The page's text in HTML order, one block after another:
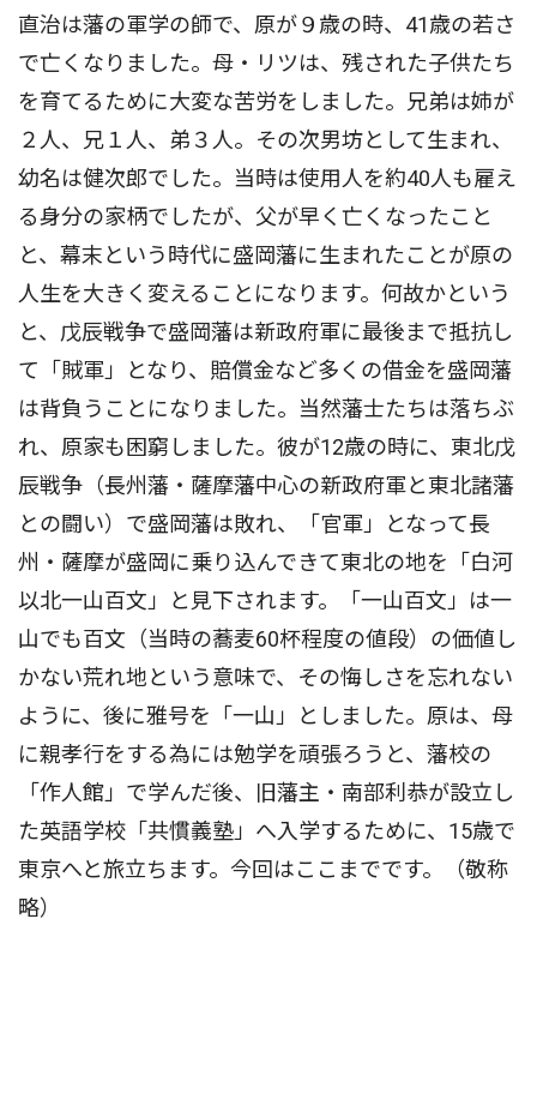
直治は藩の軍学の師で、原が９歳の時、41歳の若さ
で亡くなりました。母・リツは、残された子供たち
を育てるために大変な苦労をしました。兄弟は姉が
２人、兄１人、弟３人。その次男坊として生まれ、
幼名は健次郎でした。当時は使用人を約40人も雇え
る身分の家柄でしたが、父が早く亡くなったこと
と、幕末という時代に盛岡藩に生まれたことが原の
人生を大きく変えることになります。何故かという
と、戊辰戦争で盛岡藩は新政府軍に最後まで抵抗し
て「賊軍」となり、賠償金など多くの借金を盛岡藩
は背負うことになりました。当然藩士たちは落ちぶ
れ、原家も困窮しました。彼が12歳の時に、東北戊
辰戦争（長州藩・薩摩藩中心の新政府軍と東北諸藩
との闘い）で盛岡藩は敗れ、「官軍」となって長
州・薩摩が盛岡に乗り込んできて東北の地を「白河
以北一山百文」と見下されます。「一山百文」は一
山でも百文（当時の蕎麦60杯程度の値段）の価値し
かない荒れ地という意味で、その悔しさを忘れない
ように、後に雅号を「一山」としました。原は、母
に親孝行をする為には勉学を頑張ろうと、藩校の
「作人館」で学んだ後、旧藩主・南部利恭が設立し
た英語学校「共慣義塾」へ入学するために、15歳で
東京へと旅立ちます。今回はここまでです。（敬称
略）